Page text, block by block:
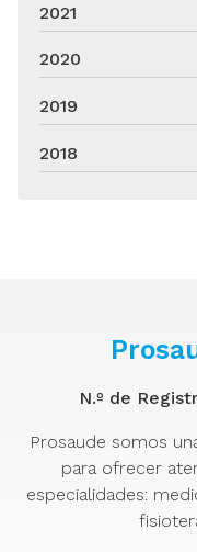
2021
2020
2019
2018
N.º de
Prosaude somos
para ofrecer
especialidades: